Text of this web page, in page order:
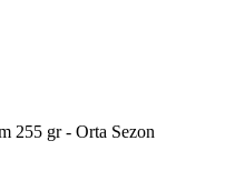
255 gr - Orta Sezon